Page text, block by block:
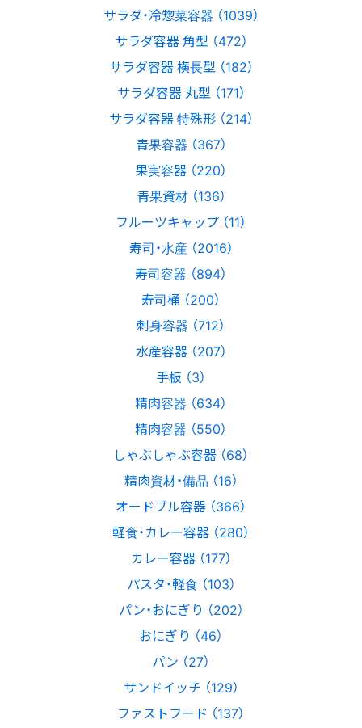
サラダ・冷惣菜容器 （1039）
サラダ容器 角型 （472）
サラダ容器 横長型 （182）
サラダ容器 丸型 （171）
サラダ容器 特殊形 （214）
青果容器 （367）
果実容器 （220）
青果資材 （136）
フルーツキャップ （11）
寿司・水産 （2016）
寿司容器 （894）
寿司桶 （200）
刺身容器 （712）
水産容器 （207）
手板 （3）
精肉容器 （634）
精肉容器 （550）
しゃぶしゃぶ容器 （68）
精肉資材・備品 （16）
オードブル容器 （366）
軽食・カレー容器 （280）
カレー容器 （177）
パスタ・軽食 （103）
パン・おにぎり （202）
おにぎり （46）
パン （27）
サンドイッチ （129）
ファストフード （137）